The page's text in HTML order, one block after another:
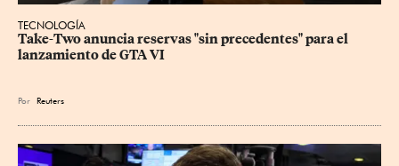
TECNOLOGÍA
Take-Two anuncia reservas "sin precedentes" para el
lanzamiento de GTA VI
Por Reuters